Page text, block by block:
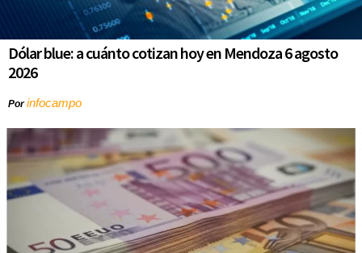
Dólar blue: a cuánto cotizan hoy en Mendoza 6 agosto
2026
Porinfocampo